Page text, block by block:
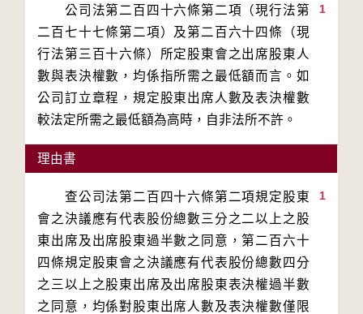
1
公司法第二百四十六條第二項（現行法第
二百七十七條第二項）及第二百六十四條（現
行法第三百十六條）所定股東會之出席股東人
數與表決權數，均係指所需之最低額而言。如
公司訂立章程，規定股東出席人數及表決權數
較法定所需之最低額為高時，自非法所不許。
理由書
1
查公司法第二百四十六條第二項規定股東
會之決議應有代表股份總數三分之二以上之股
東出席及出席股東過半數之同意，第二百六十
四條規定股東會之決議應有代表股份總數四分
之三以上之股東出席及出席股東表決權過半數
之同意，均係對股東出席人數及表決權數僅限